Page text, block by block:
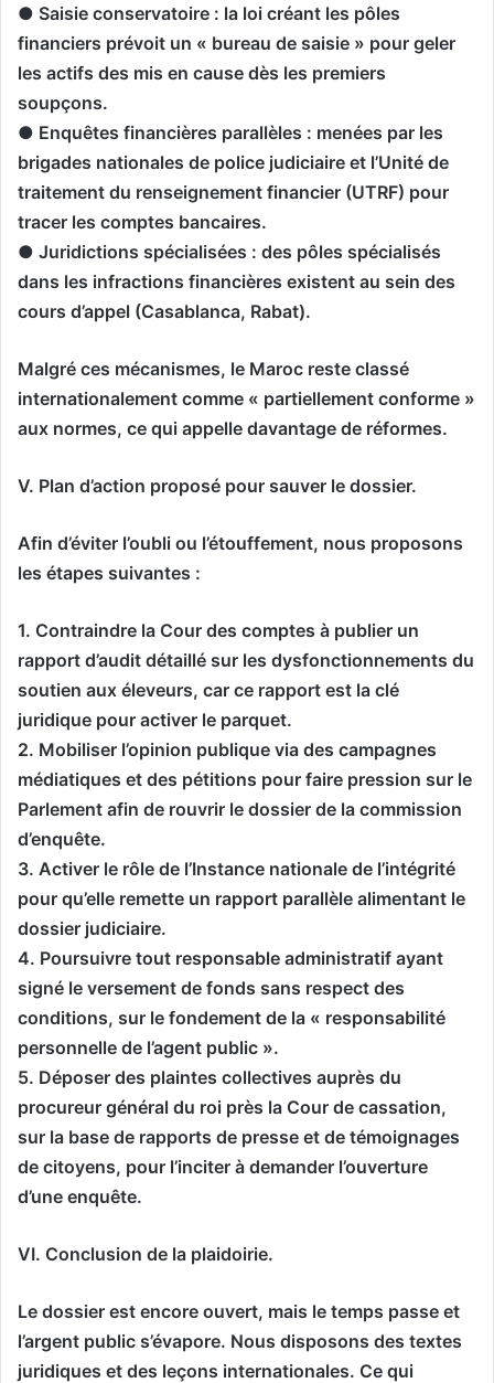
● Saisie conservatoire : la loi créant les pôles
financiers prévoit un « bureau de saisie » pour geler
les actifs des mis en cause dès les premiers
soupçons.
● Enquêtes financières parallèles : menées par les
brigades nationales de police judiciaire et l’Unité de
traitement du renseignement financier (UTRF) pour
tracer les comptes bancaires.
● Juridictions spécialisées : des pôles spécialisés
dans les infractions financières existent au sein des
cours d’appel (Casablanca, Rabat).
Malgré ces mécanismes, le Maroc reste classé
internationalement comme « partiellement conforme »
aux normes, ce qui appelle davantage de réformes.
V. Plan d’action proposé pour sauver le dossier.
Afin d’éviter l’oubli ou l’étouffement, nous proposons
les étapes suivantes :
1. Contraindre la Cour des comptes à publier un
rapport d’audit détaillé sur les dysfonctionnements du
soutien aux éleveurs, car ce rapport est la clé
juridique pour activer le parquet.
2. Mobiliser l’opinion publique via des campagnes
médiatiques et des pétitions pour faire pression sur le
Parlement afin de rouvrir le dossier de la commission
d’enquête.
3. Activer le rôle de l’Instance nationale de l’intégrité
pour qu’elle remette un rapport parallèle alimentant le
dossier judiciaire.
4. Poursuivre tout responsable administratif ayant
signé le versement de fonds sans respect des
conditions, sur le fondement de la « responsabilité
personnelle de l’agent public ».
5. Déposer des plaintes collectives auprès du
procureur général du roi près la Cour de cassation,
sur la base de rapports de presse et de témoignages
de citoyens, pour l’inciter à demander l’ouverture
d’une enquête.
VI. Conclusion de la plaidoirie.
Le dossier est encore ouvert, mais le temps passe et
l’argent public s’évapore. Nous disposons des textes
juridiques et des leçons internationales. Ce qui